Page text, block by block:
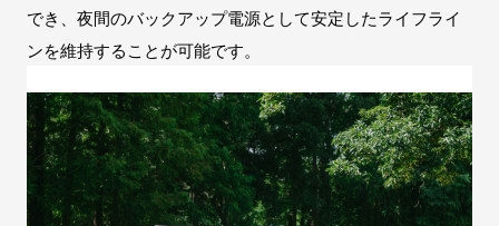
でき、夜間のバックアップ電源として安定したライフライ
ンを維持することが可能です。